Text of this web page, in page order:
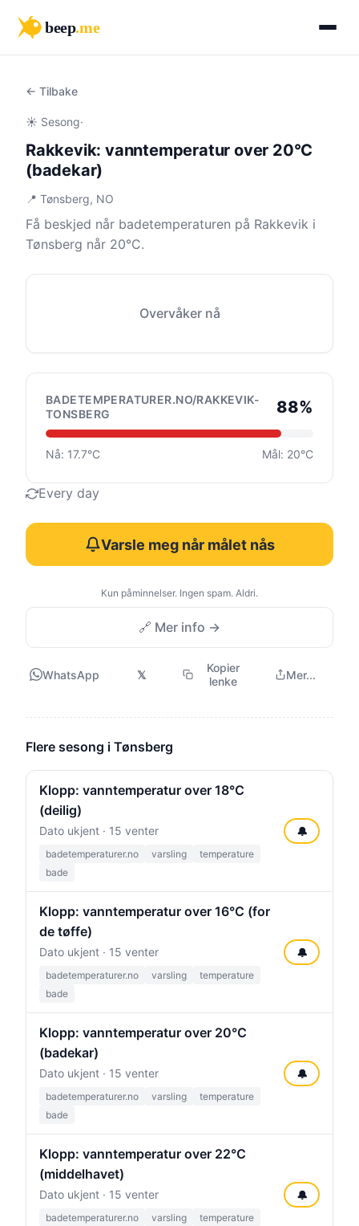
beep.me
← Tilbake
☀️ Sesong·
Rakkevik: vanntemperatur over 20°C
(badekar)
📍 Tønsberg, NO
Få beskjed når badetemperaturen på Rakkevik i
Tønsberg når 20°C.
Overvåker nå
BADETEMPERATURER.NO/RAKKEVIK-
TONSBERG
88%
Nå: 17.7°C Mål: 20°C
Every day
Varsle meg når målet nås
Kun påminnelser. Ingen spam. Aldri.
🔗 Mer info →
WhatsApp 𝕏
Kopier
lenke
Mer...
Flere sesong i Tønsberg
Klopp: vanntemperatur over 18°C
(deilig)
Dato ukjent · 15 venter
badetemperaturer.no varsling
temperature
bade
🔔
Klopp: vanntemperatur over 16°C (for
de tøffe)
Dato ukjent · 15 venter
badetemperaturer.no varsling
temperature
bade
🔔
Klopp: vanntemperatur over 20°C
(badekar)
Dato ukjent · 15 venter
badetemperaturer.no varsling
temperature
bade
🔔
Klopp: vanntemperatur over 22°C
(middelhavet)
Dato ukjent · 15 venter
badetemperaturer.no varsling
temperature
🔔